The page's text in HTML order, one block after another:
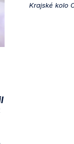
Krajské kolo